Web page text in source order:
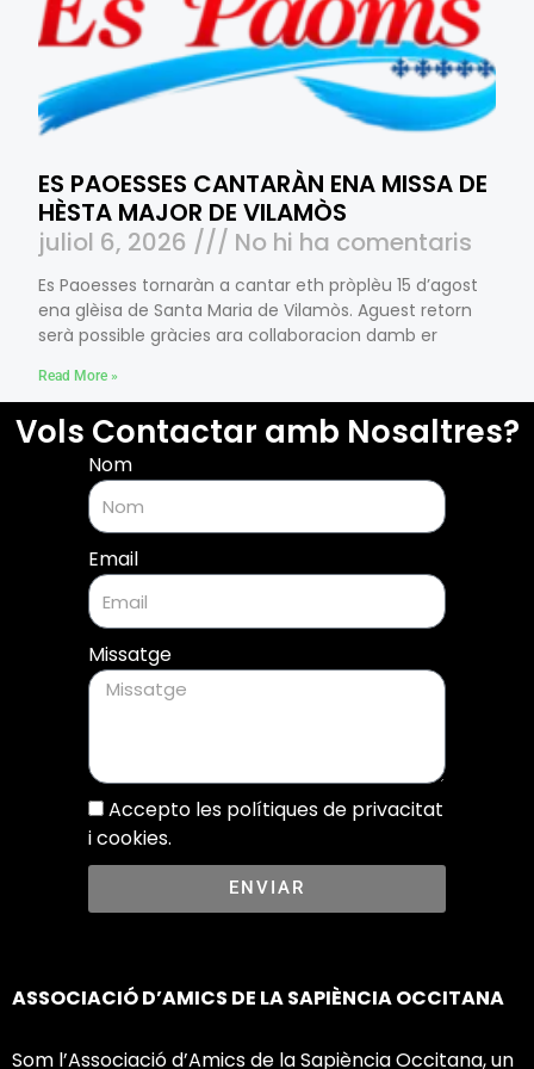
ES PAOESSES CANTARÀN ENA MISSA DE
HÈSTA MAJOR DE VILAMÒS
juliol 6, 2026
No hi ha comentaris
Es Paoesses tornaràn a cantar eth pròplèu 15 d’agost
ena glèisa de Santa Maria de Vilamòs. Aguest retorn
serà possible gràcies ara collaboracion damb er
Read More »
Vols Contactar amb Nosaltres?
Nom
Email
Missatge
Accepto les polítiques de privacitat
i cookies.
ENVIAR
ASSOCIACIÓ D’AMICS DE LA SAPIÈNCIA OCCITANA
Som l’Associació d’Amics de la Sapiència Occitana, un